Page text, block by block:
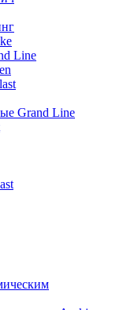
Line
Grand Line